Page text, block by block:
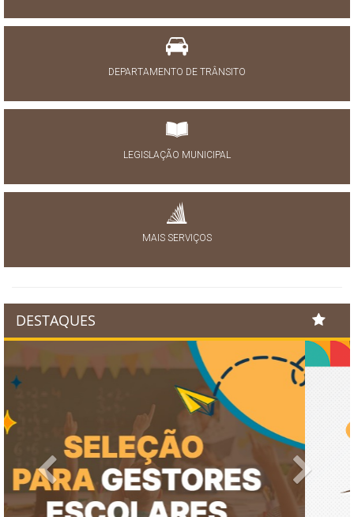
DEPARTAMENTO DE TRÂNSITO
LEGISLAÇÃO MUNICIPAL
MAIS SERVIÇOS
DESTAQUES
Previous